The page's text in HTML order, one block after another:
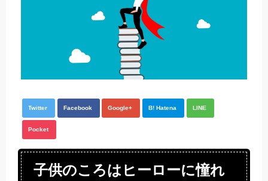
Twitter Facebook Google+ B! Hatena LINE
Pocket
子供のころはヒーローに憧れ